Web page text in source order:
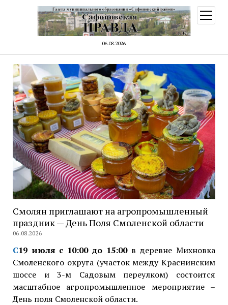
06.08.2026
меню
Смолян приглашают на агропромышленный
праздник — День Поля Смоленской области
06.08.2026
С19 июля с 10:00 до 15:00 в деревне Михновка
Смоленского округа (участок между Краснинским
шоссе и 3-м Садовым переулком) состоится
масштабное агропромышленное мероприятие –
День поля Смоленской области.